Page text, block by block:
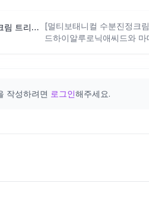
요.
[1등수분크림/1+1+1] 비욘드 엔젤아쿠아 수분진정크림 트리오기획(120ml * 3ea)
[멀티보태니컬 수분진정크
드하이알루로닉애씨드와
작성하려면 로그인해주세요.